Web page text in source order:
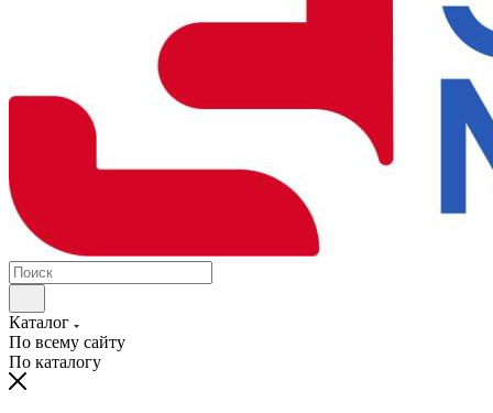
Каталог
По всему сайту
По каталогу